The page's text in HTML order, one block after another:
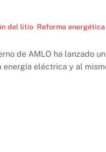
del litio Reforma energética
de AMLO ha lanzado
eléctrica y al